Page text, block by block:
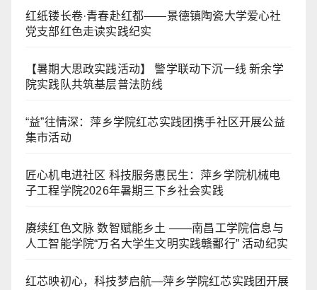
红纸镂长卷·青春赴红都——景德镇陶瓷大学爱心社
党支部红色走读实践纪实
【暑期大思政实践活动】 警学联动下沉一线 新余学
院实践队共筑基层普法防线
“益”往情深：萍乡学院红芯实践团携手社区开展公益
集市活动
匠心机电进社区 科技服务惠民生：萍乡学院机械电
子工程学院2026年暑期三下乡社会实践
赓续红色文脉 数智赋能乡土 ——南昌工学院信息与
人工智能学院“万名大学生文明实践赣鄱行” 活动纪实
红芯映初心，科技梦启航—萍乡学院红芯实践团开展